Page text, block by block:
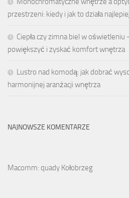
przestrzeni: kiedy i jak to działa najlepiej
Ciepła czy zimna biel w
powiększyć i zyskać komfort wnętrza
Lustro nad komodą: jak dobrać
harmonijnej aranżacji wnętrza
NAJNOWSZE KOMENTARZE
Macomm: quady Kołobrzeg